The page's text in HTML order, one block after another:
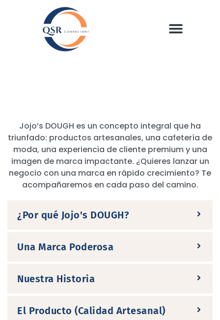
Jojo’s DOUGH es un concepto integral que ha
triunfado: productos artesanales, una cafetería de
moda, una experiencia de cliente premium y una
imagen de marca impactante. ¿Quieres lanzar un
negocio con una marca en rápido crecimiento? Te
acompañaremos en cada paso del camino.
¿Por qué Jojo's DOUGH?
Una Marca Poderosa
Nuestra Historia
El Producto (Calidad Artesanal)